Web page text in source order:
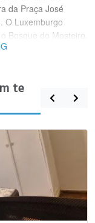
da Praça José
O Luxemburgo
Bosque do Mosteiro,
Sul.
te